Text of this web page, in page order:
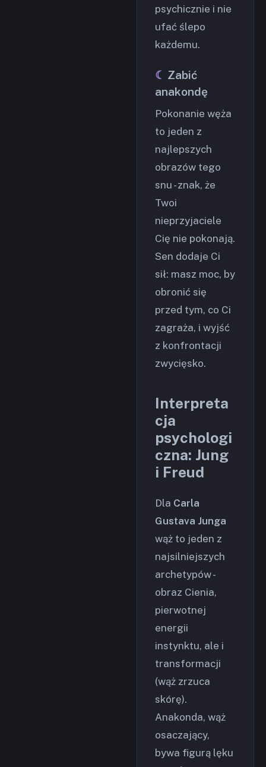
psychicznie i nie
ufać ślepo
każdemu.
Zabić
anakondę
Pokonanie węża
to jeden z
najlepszych
obrazów tego
snu - znak, że
Twoi
nieprzyjaciele
Cię nie pokonają.
Sen dodaje Ci
sił: masz moc, by
obronić się
przed tym, co Ci
zagraża, i wyjść
z konfrontacji
zwycięsko.
Interpreta
cja
psychologi
czna: Jung
i Freud
Dla Carla
Gustava Junga
wąż to jeden z
najsilniejszych
archetypów -
obraz Cienia,
pierwotnej
energii
instynktu, ale i
transformacji
(wąż zrzuca
skórę).
Anakonda, wąż
osaczający,
bywa figurą lęku